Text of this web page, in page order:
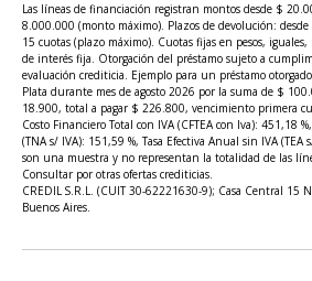
Las líneas de financiación registran montos desde $
8.000.000 (monto máximo). Plazos de devolución:
15 cuotas (plazo máximo). Cuotas fijas en pesos, iguales,
de interés fija. Otorgación del préstamo sujeto a
evaluación crediticia. Ejemplo para un préstamo
Plata durante mes de agosto 2026 por la suma de $
18.900, total a pagar $ 226.800, vencimiento primera
Costo Financiero Total con IVA (CFTEA con Iva): 451,18
(TNA s/ IVA): 151,59 %, Tasa Efectiva Anual sin IVA (TEA
son una muestra y no representan la totalidad de las
Consultar por otras ofertas crediticias.
CREDIL S.R.L. (CUIT 30-62221630-9); Casa Central 15
Buenos Aires.